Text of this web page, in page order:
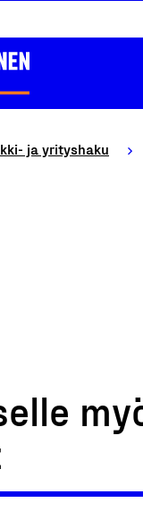
ja yrityshaku